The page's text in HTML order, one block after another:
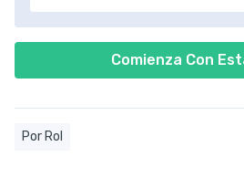
Comienza Con
Por Rol